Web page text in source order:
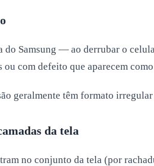
do Samsung — ao derrubar o
com defeito que aparecem
geralmente têm formato
da tela
no conjunto da tela (por